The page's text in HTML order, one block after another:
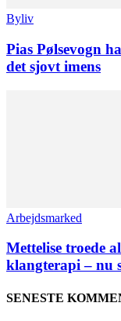
Byliv
Pias Pølsevogn
det sjovt imens
Arbejdsmarked
Mettelise troede
klangterapi – nu
SENESTE